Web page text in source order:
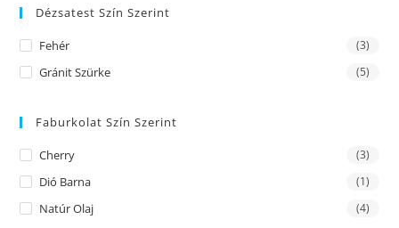
Dézsatest Szín Szerint
Fehér (3)
Gránit Szürke (5)
Faburkolat Szín Szerint
Cherry (3)
Dió Barna (1)
Natúr Olaj (4)